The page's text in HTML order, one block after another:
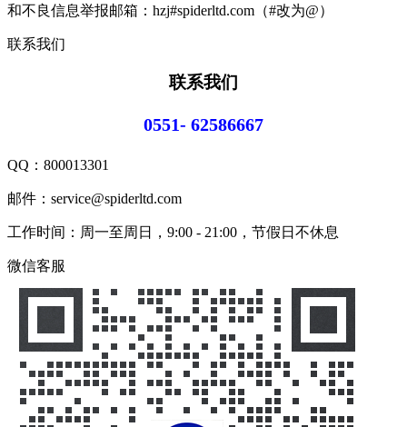
和不良信息举报邮箱：hzj#spiderltd.com（#改为@）
联系我们
联系我们
0551- 62586667
QQ： 800013301
邮件：service@spiderltd.com
工作时间：周一至周日，9:00 - 21:00，节假日不休息
微信客服